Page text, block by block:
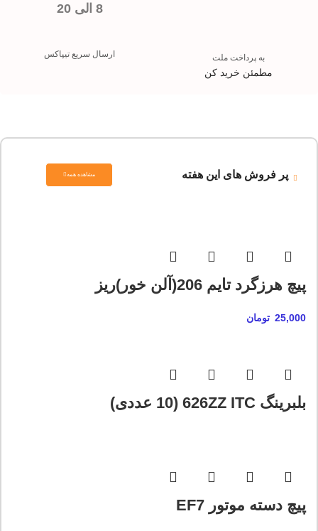
8 الی 20
به پرداخت ملت
مطمئن خرید کن
ارسال سریع تیپاکس
پر فروش های این هفته مشاهده همه
پیچ هرزگرد تایم 206(آلن خور)ریز
25,000 تومان
بلبرینگ 626ZZ ITC (10 عددی)
پیچ دسته موتور EF7